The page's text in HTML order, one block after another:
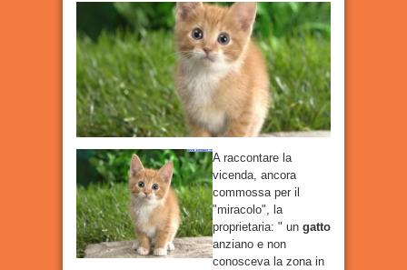
gatto
che
fugge
dalla
clinica
veterinaria
di
Montemurlo
e
dopo
20
giorni
torna
dai
…
A raccontare la
vicenda, ancora
commossa per il
"miracolo", la
proprietaria: " un gatto
anziano e non
conosceva la zona in